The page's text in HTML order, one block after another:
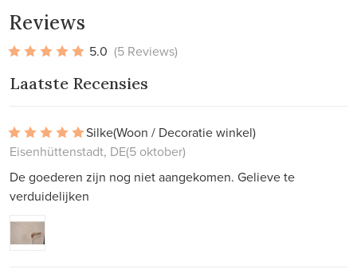
Reviews
5.0 (5 Reviews)
Laatste Recensies
Silke(Woon / Decoratie winkel)
Eisenhüttenstadt, DE(5 oktober)
De goederen zijn nog niet aangekomen. Gelieve te
verduidelijken